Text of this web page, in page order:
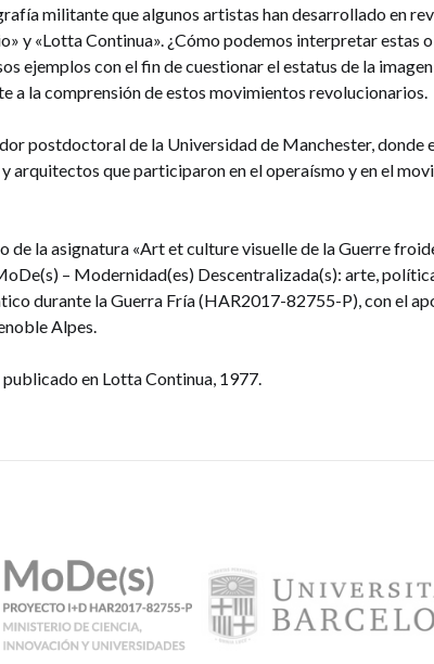
militante que algunos artistas han desarrollado en
y «Lotta Continua». ¿Cómo podemos interpretar estas
ejemplos con el fin de cuestionar el estatus de la
a la comprensión de estos movimientos revolucionarios.
postdoctoral de la Universidad de Manchester, donde
arquitectos que participaron en el operaísmo y en el
de la asignatura «Art et culture visuelle de la Guerre
– Modernidad(es) Descentralizada(s): arte,
durante la Guerra Fría (HAR2017-82755-P), con el
Alpes.
en Lotta Continua, 1977.